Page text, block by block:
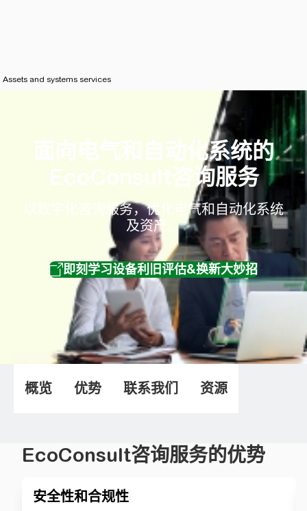
Assets and systems services
面向电气和自动化系统的
EcoConsult咨询服务
以数字化咨询服务，优化电气和自动化系统
及资产。
概览 优势 联系我们 资源
EcoConsult咨询服务的优势
安全性和合规性